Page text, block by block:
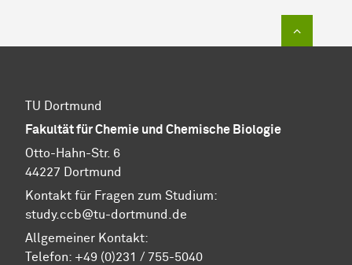
TU Dortmund
Fakultät für Chemie und Chemische Biologie
Otto-Hahn-Str. 6
44227 Dortmund
Kontakt für Fragen zum Studium:
study.ccb@tu-dortmund.de
Allgemeiner Kontakt:
Telefon: +49 (0)231 / 755-5040